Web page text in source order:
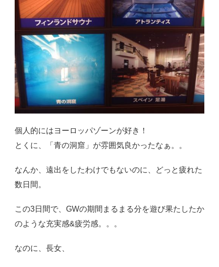
個人的にはヨーロッパゾーンが好き！
とくに、「青の洞窟」が雰囲気良かったなぁ。。
なんか、遠出をしたわけでもないのに、どっと疲れた
数日間。
この3日間で、GWの期間まるまる分を遊び果たしたか
のような充実感&疲労感。。。
なのに、長女、